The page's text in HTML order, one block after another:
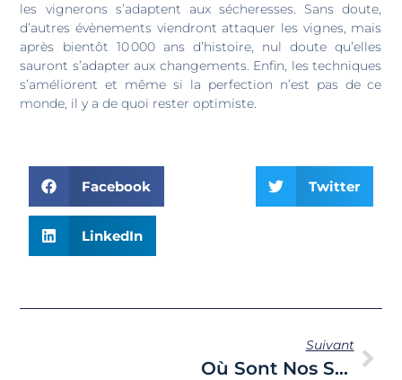
les vignerons s’adaptent aux sécheresses. Sans doute,
d’autres évènements viendront attaquer les vignes, mais
après bientôt 10 000 ans d’histoire, nul doute qu’elles
sauront s’adapter aux changements. Enfin, les techniques
s’améliorent et même si la perfection n’est pas de ce
monde, il y a de quoi rester optimiste.
Facebook Twitter
LinkedIn
Suivant
Où Sont Nos Saisonniers ?